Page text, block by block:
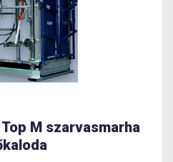
M szarvasmarha